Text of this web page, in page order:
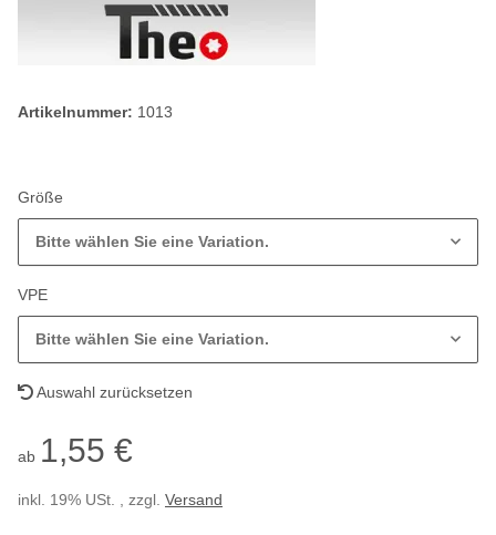
Artikelnummer: 1013
Größe
Bitte wählen Sie eine Variation.
VPE
Bitte wählen Sie eine Variation.
Auswahl zurücksetzen
ab 1,55 €
inkl. 19% USt. , zzgl. Versand